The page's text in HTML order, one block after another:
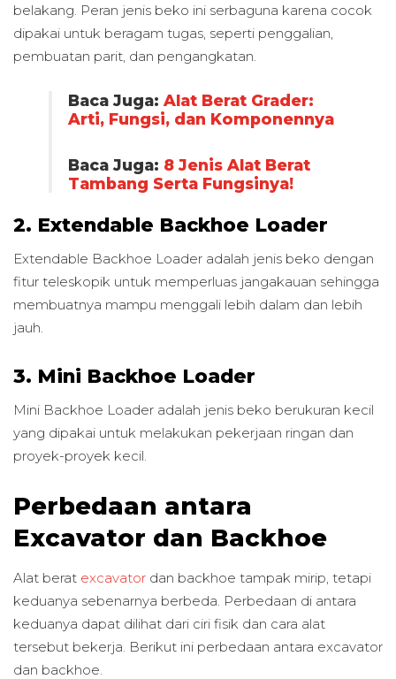
belakang. Peran jenis beko ini serbaguna karena cocok
dipakai untuk beragam tugas, seperti penggalian,
pembuatan parit, dan pengangkatan.
Baca Juga: Alat Berat Grader:
Arti, Fungsi, dan Komponennya
Baca Juga: 8 Jenis Alat Berat
Tambang Serta Fungsinya!
2. Extendable Backhoe Loader
Extendable Backhoe Loader adalah jenis beko dengan
fitur teleskopik untuk memperluas jangakauan sehingga
membuatnya mampu menggali lebih dalam dan lebih
jauh.
3. Mini Backhoe Loader
Mini Backhoe Loader adalah jenis beko berukuran kecil
yang dipakai untuk melakukan pekerjaan ringan dan
proyek-proyek kecil.
Perbedaan antara
Excavator dan Backhoe
Alat berat excavator dan backhoe tampak mirip, tetapi
keduanya sebenarnya berbeda. Perbedaan di antara
keduanya dapat dilihat dari ciri fisik dan cara alat
tersebut bekerja. Berikut ini perbedaan antara excavator
dan backhoe.